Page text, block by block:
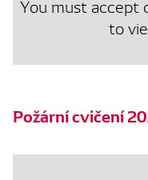
You must accept
to
Požární cvičení